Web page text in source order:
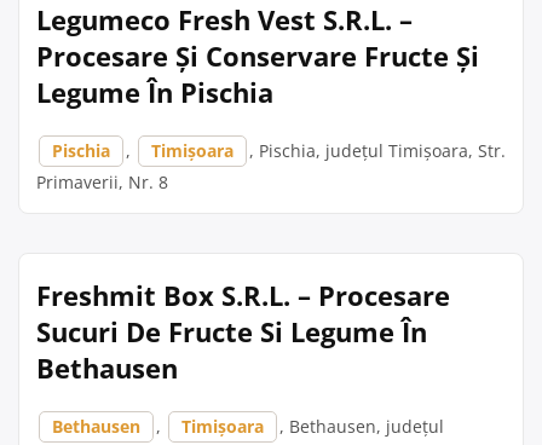
Legumeco Fresh Vest S.R.L. –
Procesare Și Conservare Fructe Și
Legume În Pischia
Pischia , Timișoara
, Pischia, județul Timișoara, Str.
Primaverii, Nr. 8
Freshmit Box S.R.L. – Procesare
Sucuri De Fructe Si Legume În
Bethausen
Bethausen , Timișoara
, Bethausen, județul